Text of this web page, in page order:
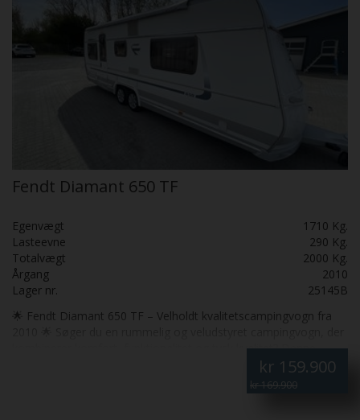
Fendt Diamant 650 TF
Egenvægt
1710 Kg.
Lasteevne
290 Kg.
Totalvægt
2000 Kg.
Årgang
2010
Lager nr.
25145B
🌟 Fendt Diamant 650 TF – Velholdt kvalitetscampingvogn fra
kombinerer komfort, funktionalitet og tysk kvalitet? Denne
Fendt Diamant 650 TF årgang 2010 er et oplagt valg. Den har 4
sovepladser og 6 siddepladser, hvilket gør den perfekt til familier
eller par, der ønsker ekstra plads til gæster. Indretning og
kr 159.900
kr 169.900